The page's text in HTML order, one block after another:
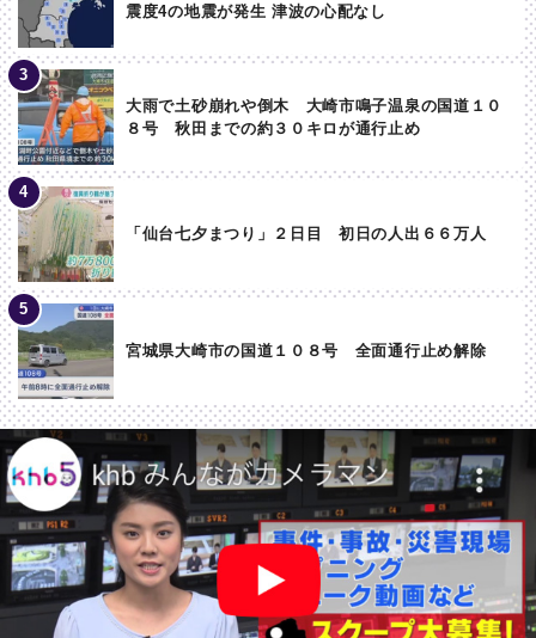
震度4の地震が発生 津波の心配なし
大雨で土砂崩れや倒木 大崎市鳴子温泉の国道１０
８号 秋田までの約３０キロが通行止め
「仙台七夕まつり」２日目 初日の人出６６万人
宮城県大崎市の国道１０８号 全面通行止め解除